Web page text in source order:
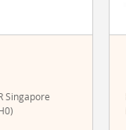
Singapore